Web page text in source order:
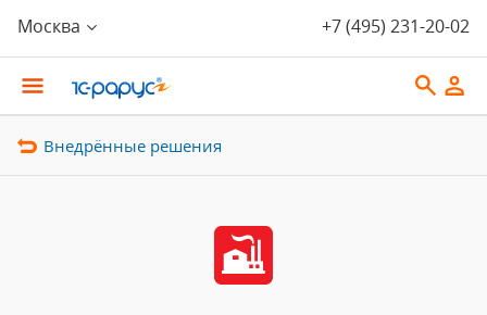
Москва +7 (495) 231-20-02
Внедрённые решения